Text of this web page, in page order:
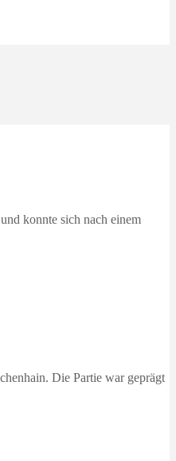
konnte sich nach einem
Die Partie war geprägt